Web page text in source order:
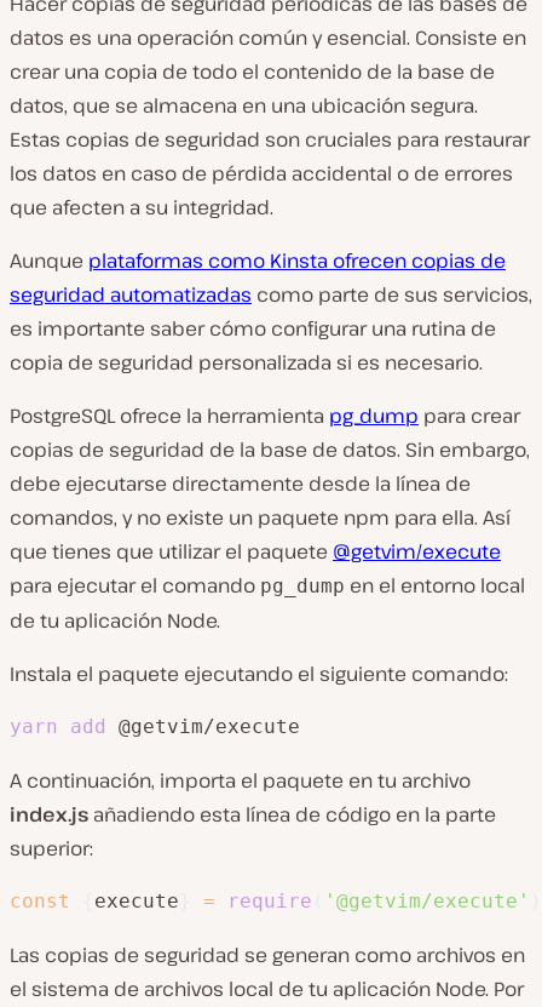
datos es una operación común y esencial. Consiste en
crear una copia de todo el contenido de la base de
datos, que se almacena en una ubicación segura.
Estas copias de seguridad son cruciales para restaurar
los datos en caso de pérdida accidental o de errores
que afecten a su integridad.
Aunque plataformas como Kinsta ofrecen copias de
seguridad automatizadas como parte de sus servicios,
es importante saber cómo configurar una rutina de
copia de seguridad personalizada si es necesario.
PostgreSQL ofrece la herramienta pg_dump para crear
copias de seguridad de la base de datos. Sin embargo,
debe ejecutarse directamente desde la línea de
comandos, y no existe un paquete npm para ella. Así
que tienes que utilizar el paquete @getvim/execute
para ejecutar el comando pg_dump en el entorno local
de tu aplicación Node.
Instala el paquete ejecutando el siguiente comando:
yarn add @getvim/execute
A continuación, importa el paquete en tu archivo
index.js añadiendo esta línea de código en la parte
superior:
const execute = require '@getvim/execute'
Las copias de seguridad se generan como archivos en
el sistema de archivos local de tu aplicación Node. Por